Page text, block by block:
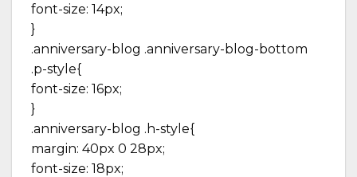
font-size: 14px;
}
.anniversary-blog .anniversary-blog-bottom
.p-style{
font-size: 16px;
}
.anniversary-blog .h-style{
margin: 40px 0 28px;
font-size: 18px;